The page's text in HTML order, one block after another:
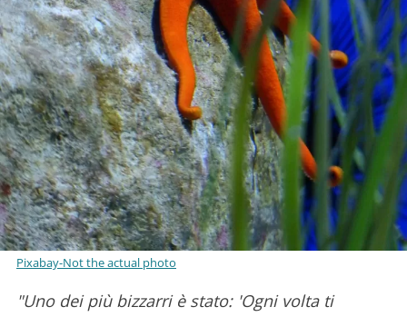
Pixabay-Not the actual photo
"Uno dei più bizzarri è stato: 'Ogni volta ti